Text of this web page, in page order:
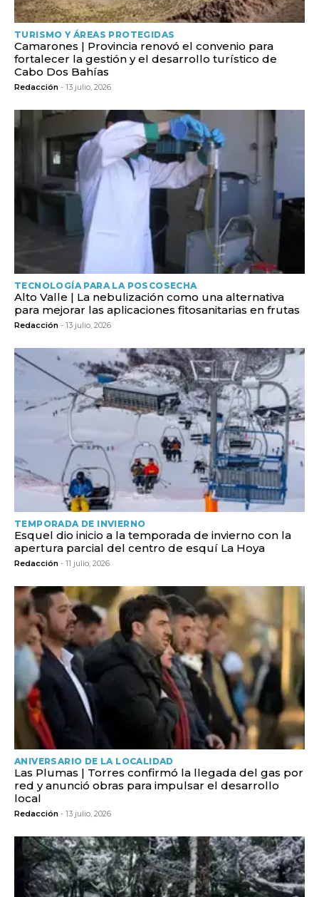
TURISMO Y ÁREAS PROTEGIDAS
Camarones | Provincia renovó el convenio para
fortalecer la gestión y el desarrollo turístico de
Cabo Dos Bahías
Redacción - 13 julio, 2026
TECNOLOGÍA PARA LA POSCOSECHA
Alto Valle | La nebulización como una alternativa
para mejorar las aplicaciones fitosanitarias en frutas
Redacción - 13 julio, 2026
TEMPORADA DE INVIERNO
Esquel dio inicio a la temporada de invierno con la
apertura parcial del centro de esquí La Hoya
Redacción - 11 julio, 2026
ANIVERSARIO DE LA LOCALIDAD
Las Plumas | Torres confirmó la llegada del gas por
red y anunció obras para impulsar el desarrollo
local
Redacción - 13 julio, 2026